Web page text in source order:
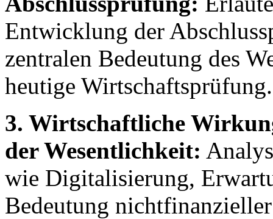
Entwicklung der
zentralen Bedeutung des
heutige Wirtschaftsprüfung.
3. Wirtschaftliche
der Wesentlichkeit:
wie Digitalisierung,
Bedeutung